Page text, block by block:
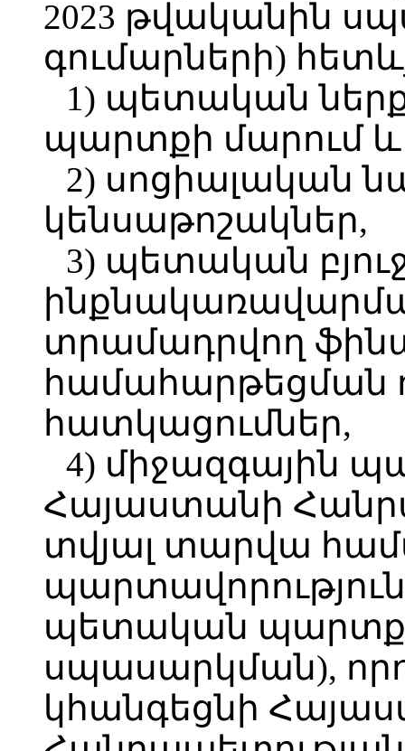
2023 թվականին
գումարների)
1) պետական
պարտքի մարում
2) սոցիալական
կենսաթոշակներ,
3) պետական
տրամադրվող
համահարթեցման
հատկացումներ,
4) միջազգային
Հայաստանի
տվյալ տարվա
պետական
սպասարկման),
կհանգեցնի